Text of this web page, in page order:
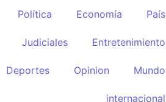
Política Economía País
Judiciales Entretenimiento
Deportes Opinion Mundo
internacional